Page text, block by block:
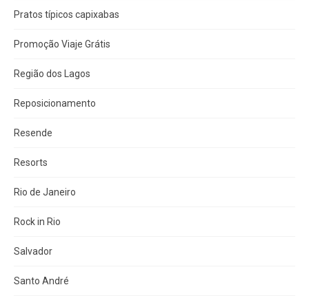
Pratos típicos capixabas
Promoção Viaje Grátis
Região dos Lagos
Reposicionamento
Resende
Resorts
Rio de Janeiro
Rock in Rio
Salvador
Santo André